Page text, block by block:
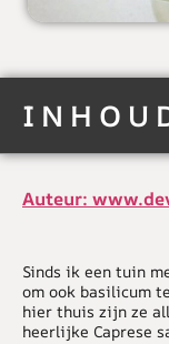
Auteur:
Sinds ik een tuin
om ook basilicum
hier thuis zijn ze
heerlijke Caprese